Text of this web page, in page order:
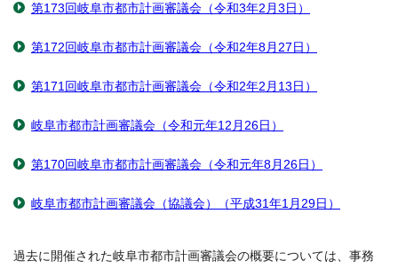
第173回岐阜市都市計画審議会（令和3年2月3日）
第172回岐阜市都市計画審議会（令和2年8月27日）
第171回岐阜市都市計画審議会（令和2年2月13日）
岐阜市都市計画審議会（令和元年12月26日）
第170回岐阜市都市計画審議会（令和元年8月26日）
岐阜市都市計画審議会（協議会）（平成31年1月29日）
過去に開催された岐阜市都市計画審議会の概要については、事務